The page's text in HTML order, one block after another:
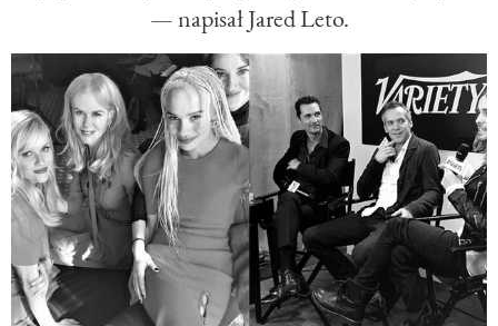
— napisał Jared Leto.